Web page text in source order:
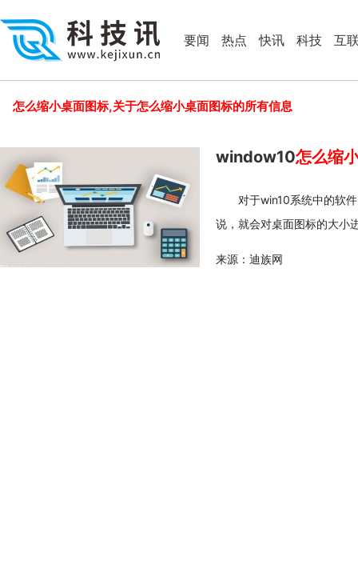
要闻 热点 快讯 科技 互
怎么缩小桌面图标,关于怎么缩小桌面图标的所有信息
window10怎么缩
对于win10系统中的软
说，就会对桌面图标的大小
来源：迪族网